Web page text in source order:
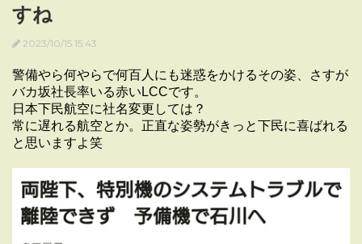
すね
2023/10/15 15:43
警備やら何やらで何百人にも迷惑をかけるその姿、さすが
バカ坂社長率いる赤いLCCです。
日本下民航空に社名変更しては？
常に遅れる航空とか。正直な姿勢がきっと下民に喜ばれる
と思いますよ笑